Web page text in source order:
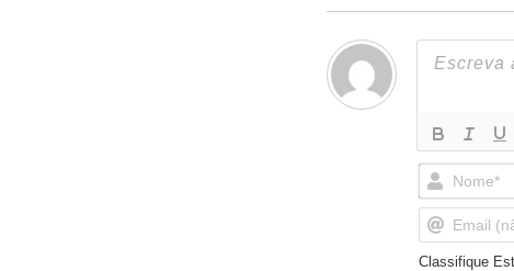
Classifique